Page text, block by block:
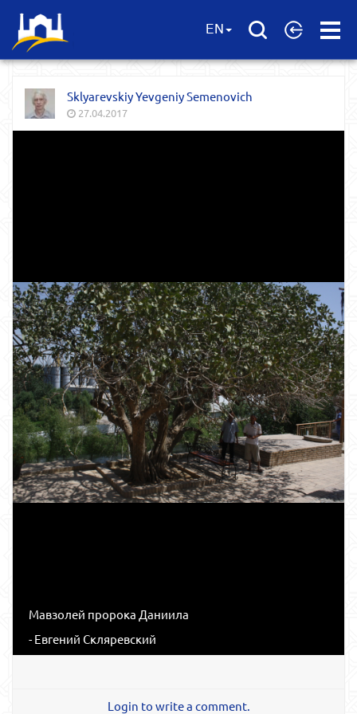
Open
EN
Sklyarevskiy Yevgeniy Semenovich
27.04.2017
Мавзолей пророка Даниила
- Евгений Скляревский
Login to write a comment.